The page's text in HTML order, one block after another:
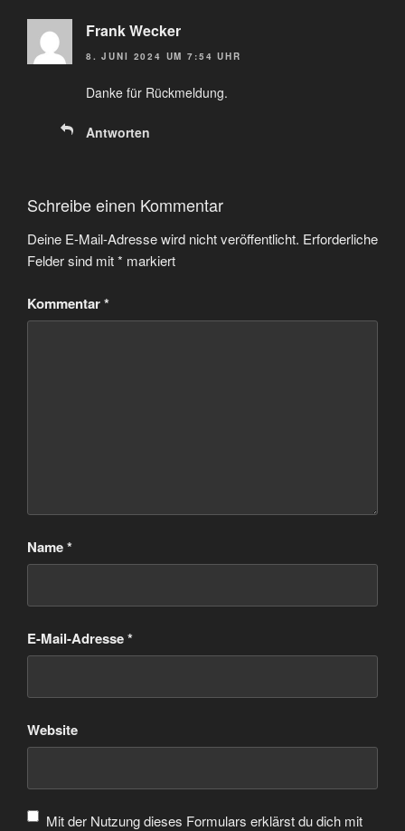
Frank Wecker
8. JUNI 2024 UM 7:54 UHR
Danke für Rückmeldung.
Antworten
Schreibe einen Kommentar
Deine E-Mail-Adresse wird nicht veröffentlicht. Erforderliche
Felder sind mit* markiert
Kommentar*
Name*
E-Mail-Adresse*
Website
Mit der Nutzung dieses Formulars erklärst du dich mit